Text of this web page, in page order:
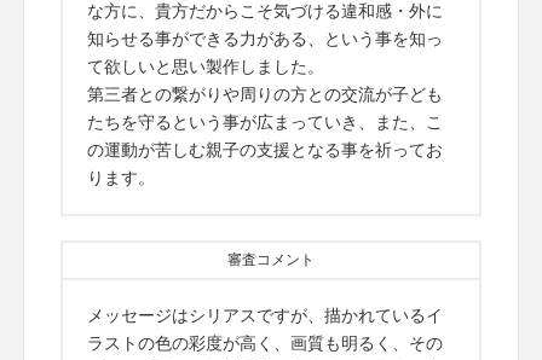
な方に、貴方だからこそ気づける違和感・外に
知らせる事ができる力がある、という事を知っ
て欲しいと思い製作しました。
第三者との繋がりや周りの方との交流が子ども
たちを守るという事が広まっていき、また、こ
の運動が苦しむ親子の支援となる事を祈ってお
ります。
審査コメント
メッセージはシリアスですが、描かれているイ
ラストの色の彩度が高く、画質も明るく、その